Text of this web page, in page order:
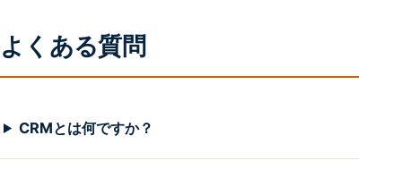
よくある質問
CRMとは何ですか？